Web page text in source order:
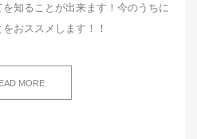
知ることが出来ます！今のうちに
おススメします！！
MORE